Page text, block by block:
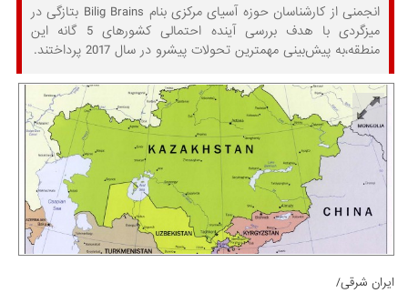
انجمنی از کارشناسان حوزه آسیای مرکزی بنام Bilig Brains بتازگی در
میزگردی با هدف بررسی آینده احتمالی کشورهای 5 گانه این
منطقه،به پیش‌بینی مهمترین تحولات پیشرو در سال 2017 پرداختند.
ایران شرقی/